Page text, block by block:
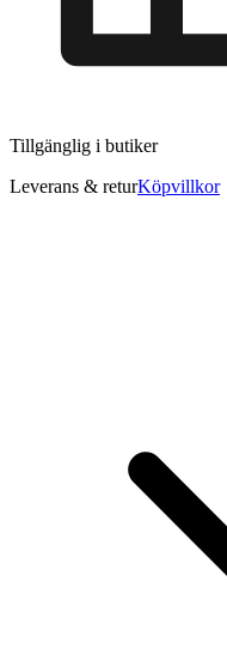
Tillgänglig i butiker
Leverans & returKöpvillkor